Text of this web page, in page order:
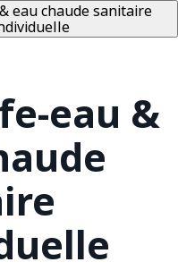
eau chaude sanitaire
eau &